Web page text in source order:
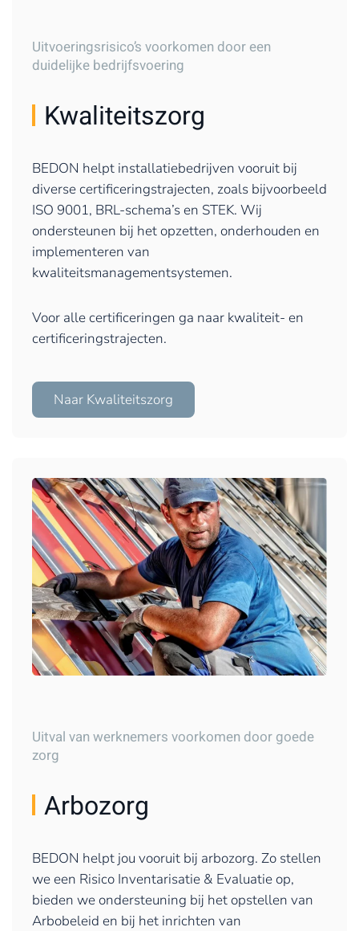
Uitvoeringsrisico’s voorkomen door een
duidelijke bedrijfsvoering
Kwaliteitszorg
BEDON helpt installatiebedrijven vooruit bij
diverse certificeringstrajecten, zoals bijvoorbeeld
ISO 9001, BRL-schema’s en STEK. Wij
ondersteunen bij het opzetten, onderhouden en
implementeren van
kwaliteitsmanagementsystemen.
Voor alle certificeringen ga naar kwaliteit- en
certificeringstrajecten.
Naar Kwaliteitszorg
Uitval van werknemers voorkomen door goede
zorg
Arbozorg
BEDON helpt jou vooruit bij arbozorg. Zo stellen
we een Risico Inventarisatie & Evaluatie op,
bieden we ondersteuning bij het opstellen van
Arbobeleid en bij het inrichten van